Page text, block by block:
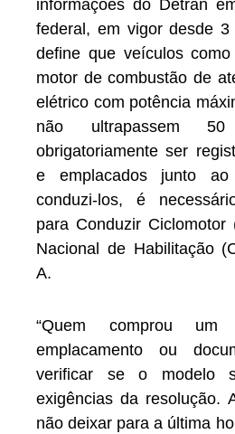
informações do Detran
federal, em vigor desde
define que veículos
motor de combustão de
elétrico com potência
não ultrapassem
obrigatoriamente ser
e emplacados junto ao
conduzi-los, é
para Conduzir Ciclomotor
Nacional de Habilitação
A.
“Quem comprou um
emplacamento ou
verificar se o modelo
exigências da resolução.
não deixar para a última